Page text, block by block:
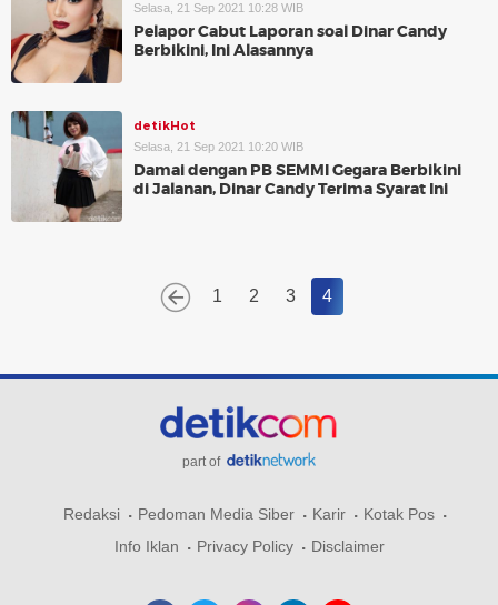
Selasa, 21 Sep 2021 10:28 WIB
Pelapor Cabut Laporan soal Dinar Candy
Berbikini, Ini Alasannya
detikHot
Selasa, 21 Sep 2021 10:20 WIB
Damai dengan PB SEMMI Gegara Berbikini
di Jalanan, Dinar Candy Terima Syarat Ini
1 2 3 4
part of
Redaksi Pedoman Media Siber Karir
Kotak Pos
Info Iklan
Privacy Policy Disclaimer